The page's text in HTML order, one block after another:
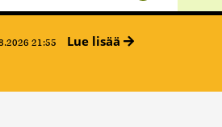
21:55 Lue lisää